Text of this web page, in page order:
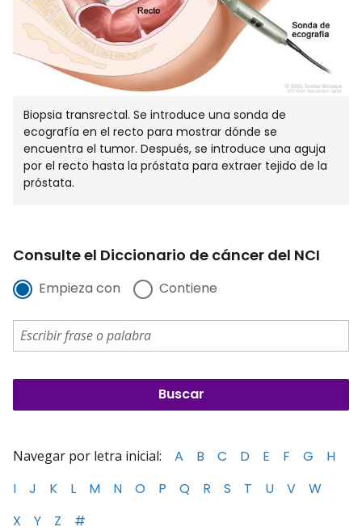
Biopsia transrectal. Se introduce una sonda de
ecografía en el recto para mostrar dónde se
encuentra el tumor. Después, se introduce una aguja
por el recto hasta la próstata para extraer tejido de la
próstata.
Consulte el Diccionario de cáncer del NCI
Empieza con Contiene
Navegar por letra inicial: A B C D E F G
H
I
J K L M N O P Q R S T U V
W
X
Y Z #